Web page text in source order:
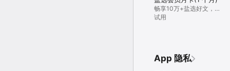
畅享10万+盐选好文，畅
读13万+本优质电子书，
试用
App 隐私